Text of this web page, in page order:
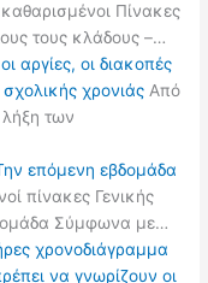
Πίνακες
τους κλάδους –…
αργίες, οι διακοπές
σχολικής χρονιάς Από
λήξη των
επόμενη εβδομάδα
πίνακες Γενικής
Σύμφωνα με…
χρονοδιάγραμμα
να γνωρίζουν οι